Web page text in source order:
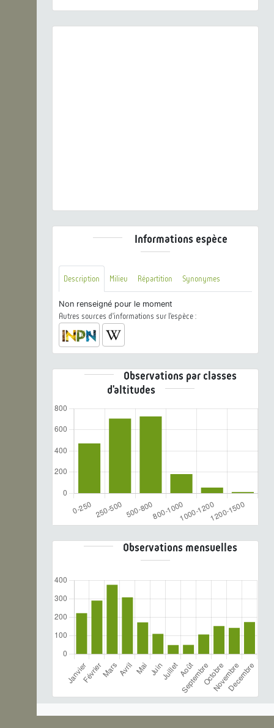
Informations espèce
Description Milieu Répartition Synonymes
Non renseigné pour le moment
Autres sources d'informations sur l'espèce :
Observations par classes
d'altitudes
Observations mensuelles